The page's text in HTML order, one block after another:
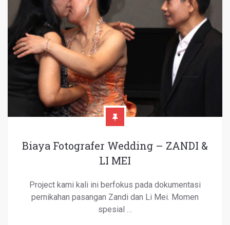
Biaya Fotografer Wedding – ZANDI &
LI MEI
Project kami kali ini berfokus pada dokumentasi
pernikahan pasangan Zandi dan Li Mei. Momen
spesial …